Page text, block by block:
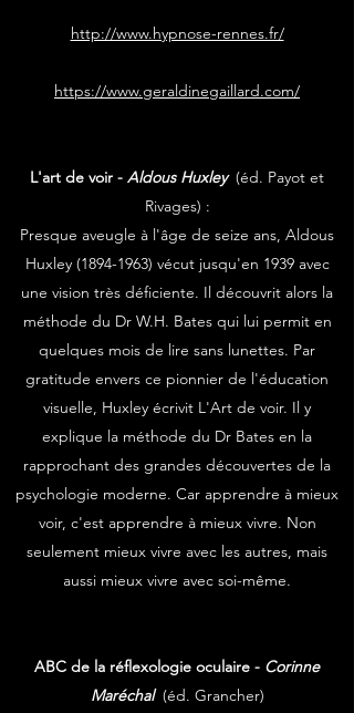
http://www.hypnose-rennes.fr/
https://www.geraldinegaillard.com/
L'art de voir - Aldous Huxley (éd. Payot et
Rivages) :
Presque aveugle à l'âge de seize ans, Aldous
Huxley (1894-1963) vécut jusqu'en 1939 avec
une vision très déficiente. Il découvrit alors la
méthode du Dr W.H. Bates qui lui permit en
quelques mois de lire sans lunettes. Par
gratitude envers ce pionnier de l'éducation
visuelle, Huxley écrivit L'Art de voir. Il y
explique la méthode du Dr Bates en la
rapprochant des grandes découvertes de la
psychologie moderne. Car apprendre à mieux
voir, c'est apprendre à mieux vivre. Non
seulement mieux vivre avec les autres, mais
aussi mieux vivre avec soi-même.
ABC de la réflexologie oculaire - Corinne
Maréchal (éd. Grancher)